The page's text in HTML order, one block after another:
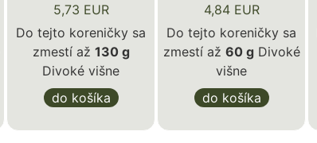
5,73 EUR
Do tejto koreničky sa
zmestí až 130 g
Divoké višne
do košíka
4,84 EUR
Do tejto koreničky sa
zmestí až 60 gDivoké
višne
do košíka